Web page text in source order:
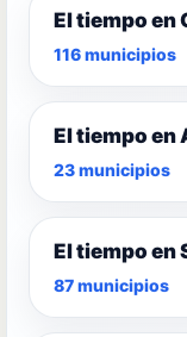
El tiempo en
116 municipios
El tiempo en
23 municipios
El tiempo en
87 municipios